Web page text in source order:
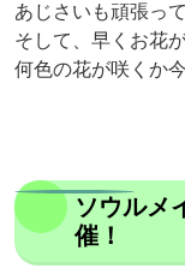
あじさいも頑張っ
そして、早くお花
何色の花が咲くか
ソウルメ
催！